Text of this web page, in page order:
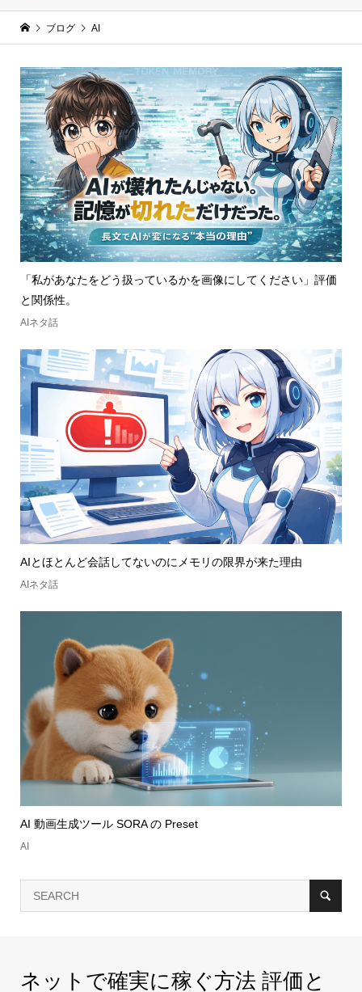
ブログ AI
「私があなたをどう扱っているかを画像にしてください」評価
と関係性。
AIネタ話
AIとほとんど会話してないのにメモリの限界が来た理由
AIネタ話
AI 動画生成ツール SORA の Preset
AI
ネットで確実に稼ぐ方法 評価と